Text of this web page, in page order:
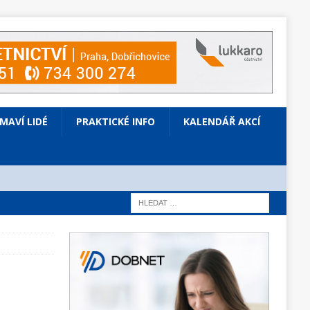
LIDÉ PRAKTICKÉ INFO KALENDÁŘ AKCÍ